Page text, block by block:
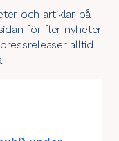
och artiklar på
för fler nyheter
alltid